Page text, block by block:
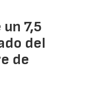
7,5
del
de